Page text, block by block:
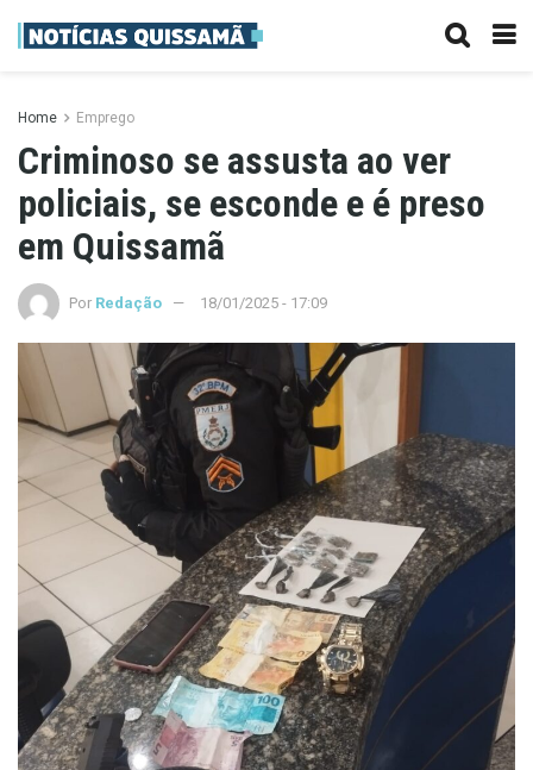
Home Emprego
Criminoso se assusta ao ver
policiais, se esconde e é preso
em Quissamã
Por Redação 18/01/2025 - 17:09